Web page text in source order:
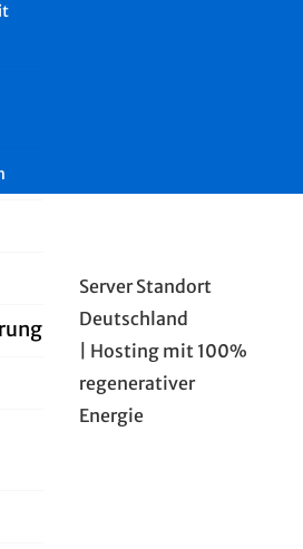
Server Standort
Deutschland
| Hosting mit 100%
regenerativer
Energie